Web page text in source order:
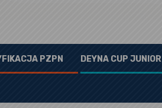
PZPN DEYNA CUP JUNIOR